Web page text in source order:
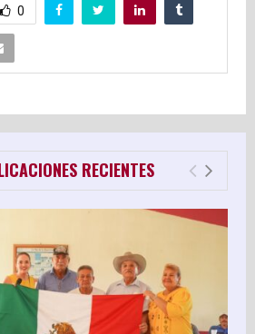
0
RECIENTES